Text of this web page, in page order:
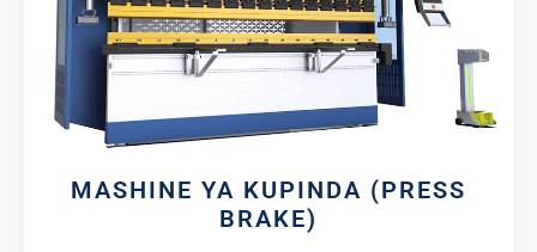
MASHINE YA KUPINDA (PRESS
BRAKE)